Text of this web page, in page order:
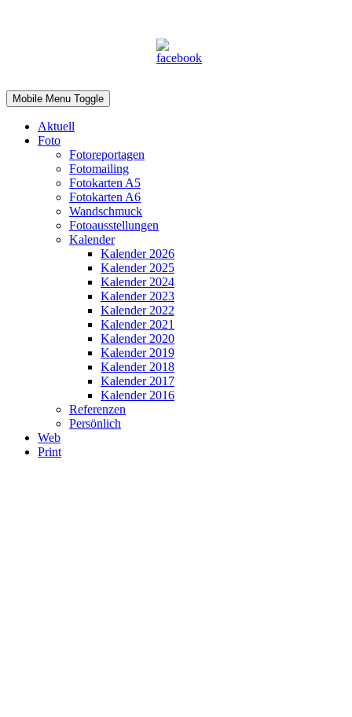
Mobile Menu Toggle
Aktuell
Foto
Fotoreportagen
Fotomailing
Fotokarten A5
Fotokarten A6
Wandschmuck
Fotoausstellungen
Kalender
Kalender 2026
Kalender 2025
Kalender 2024
Kalender 2023
Kalender 2022
Kalender 2021
Kalender 2020
Kalender 2019
Kalender 2018
Kalender 2017
Kalender 2016
Referenzen
Persönlich
Web
Print